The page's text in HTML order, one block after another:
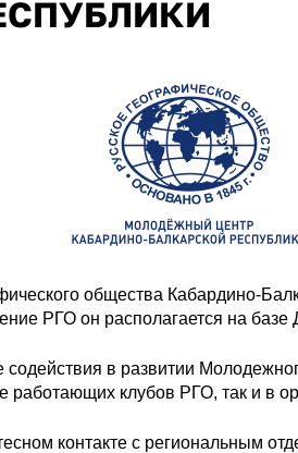
общества Кабардино-
РГО он располагается на
содействия в развитии
работающих клубов РГО, так и в
контакте с региональным